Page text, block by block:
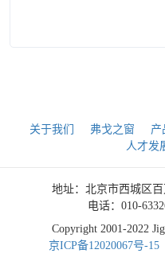
关于我们 弗戈之窗 产
人才发
地址：北京市西城区
电话：010-
Copyright 2001-2022
京ICP备12020067号-15